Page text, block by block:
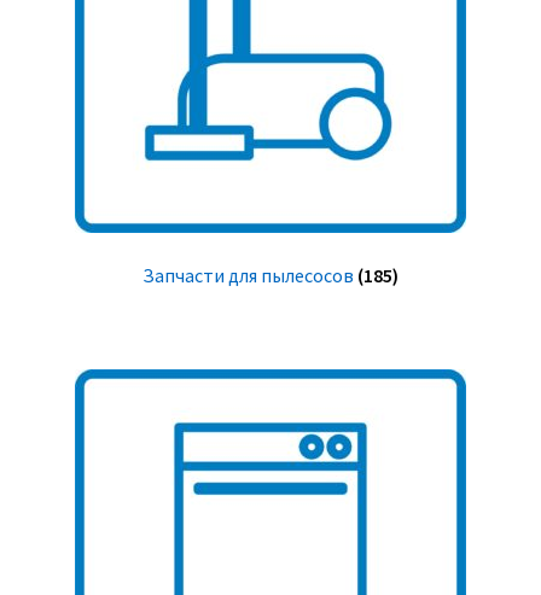
Запчасти для пылесосов (185)